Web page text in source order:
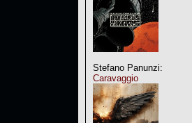
Stefano Panunzi:
Caravaggio